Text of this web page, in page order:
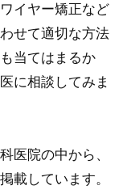
イヤー矯正など
せて適切な方法
当てはまるか
に相談してみま
医院の中から、
載しています。